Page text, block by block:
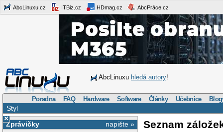
AbcLinuxu.cz ITBiz.cz HDmag.cz AbcPráce.cz
AbcLinuxu hledá autory!
Poradna FAQ Hardware Software Články Učebnice
Styl
×
napište »
Zprávičky
Seznam